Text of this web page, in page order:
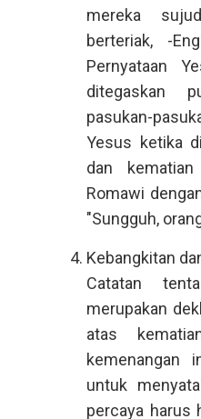
mereka
berteriak, -
Pernyataan
ditegaskan
pasukan-
Yesus ketika
dan
Romawi
"Sungguh,
Kebangkitan
Catatan
merupakan
atas
kemenangan
untuk
percaya harus